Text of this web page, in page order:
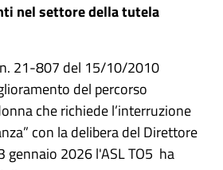
nel settore della tutela
n. 21-807 del 15/10/2010
del percorso
che richiede l’interruzione
con la delibera del Direttore
gennaio 2026 l'ASL TO5 ha